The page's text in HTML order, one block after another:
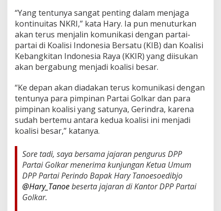
“Yang tentunya sangat penting dalam menjaga
kontinuitas NKRI,” kata Hary. Ia pun menuturkan
akan terus menjalin komunikasi dengan partai-
partai di Koalisi Indonesia Bersatu (KIB) dan Koalisi
Kebangkitan Indonesia Raya (KKIR) yang diisukan
akan bergabung menjadi koalisi besar.
“Ke depan akan diadakan terus komunikasi dengan
tentunya para pimpinan Partai Golkar dan para
pimpinan koalisi yang satunya, Gerindra, karena
sudah bertemu antara kedua koalisi ini menjadi
koalisi besar,” katanya.
Sore tadi, saya bersama jajaran pengurus DPP
Partai Golkar menerima kunjungan Ketua Umum
DPP Partai Perindo Bapak Hary Tanoesoedibjo
@Hary_Tanoebeserta jajaran di Kantor DPP Partai
Golkar.